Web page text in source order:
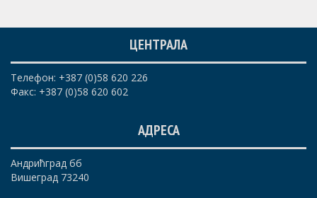
ЦЕНТРАЛА
Телефон: +387 (0)58 620 226
Факс: +387 (0)58 620 602
АДРЕСА
Андрићград бб
Вишеград 73240